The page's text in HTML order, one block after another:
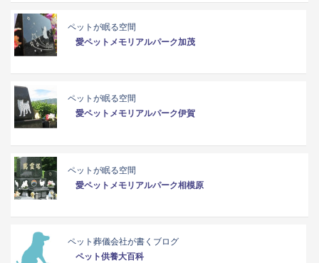
ペットが眠る空間
愛ペットメモリアルパーク加茂
ペットが眠る空間
愛ペットメモリアルパーク伊賀
ペットが眠る空間
愛ペットメモリアルパーク相模原
ペット葬儀会社が書くブログ
ペット供養大百科